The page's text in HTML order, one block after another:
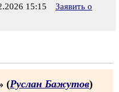
15:15
Заявить о
(Руслан Бажутов)